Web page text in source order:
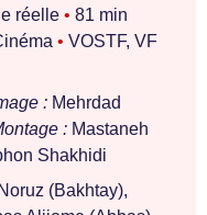
réelle • 81 min
• VOSTF, VF
: Mehrdad
: Mastaneh
Shakhidi
(Bakhtay),